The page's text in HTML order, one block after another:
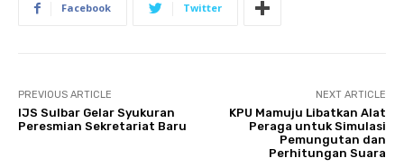
Facebook Twitter
PREVIOUS ARTICLE
IJS Sulbar Gelar Syukuran
Peresmian Sekretariat Baru
NEXT ARTICLE
KPU Mamuju Libatkan Alat
Peraga untuk Simulasi
Pemungutan dan
Perhitungan Suara